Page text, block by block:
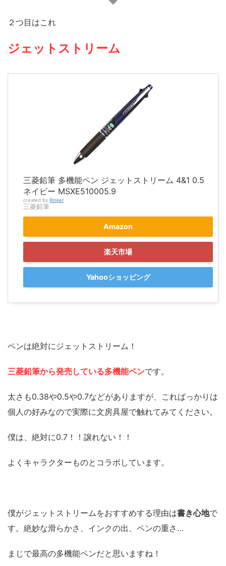
２つ目はこれ
ジェットストリーム
三菱鉛筆 多機能ペン ジェットストリーム 4&1 0.5
ネイビー MSXE510005.9
created by Rinker
三菱鉛筆
Amazon
楽天市場
Yahooショッピング
ペンは絶対にジェットストリーム！
三菱鉛筆から発売している多機能ペンです。
太さも0.38や0.5や0.7などがありますが、こればっかりは
個人の好みなので実際に文房具屋で触れてみてください。
僕は、絶対に0.7！！譲れない！！
よくキャラクターものとコラボしています。
僕がジェットストリームをおすすめする理由は書き心地で
す。絶妙な滑らかさ、インクの出、ペンの重さ…
まじで最高の多機能ペンだと思いますね！